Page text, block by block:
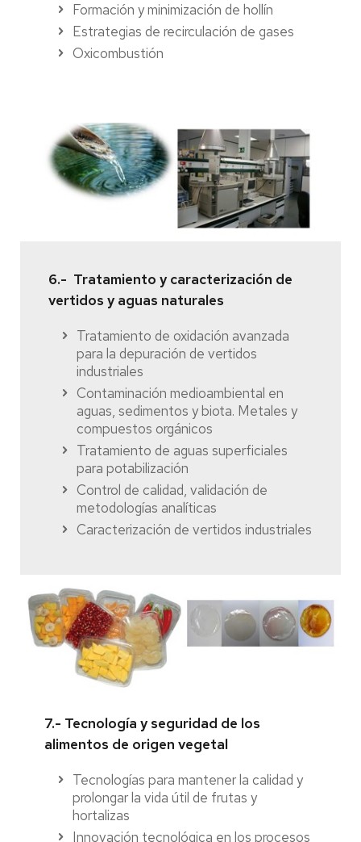
Formación y minimización de hollín
Estrategias de recirculación de gases
Oxicombustión
6.- Tratamiento y caracterización de
vertidos y aguas naturales
Tratamiento de oxidación avanzada
para la depuración de vertidos
industriales
Contaminación medioambiental en
aguas, sedimentos y biota. Metales y
compuestos orgánicos
Tratamiento de aguas superficiales
para potabilización
Control de calidad, validación de
metodologías analíticas
Caracterización de vertidos industriales
7.- Tecnología y seguridad de los
alimentos de origen vegetal
Tecnologías para mantener la calidad y
prolongar la vida útil de frutas y
hortalizas
Innovación tecnológica en los procesos